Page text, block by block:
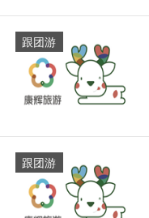
跟团游
跟团游